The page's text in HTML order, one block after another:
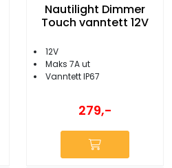
Nautilight Dimmer
Touch vanntett 12V
12V
Maks 7A ut
Vanntett IP67
279,-